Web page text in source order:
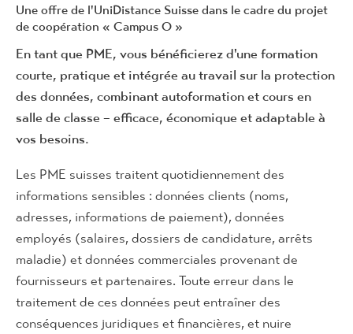
Une offre de l'UniDistance Suisse dans le cadre du projet
de coopération « Campus O »
En tant que PME, vous bénéficierez d'une formation
courte, pratique et intégrée au travail sur la protection
des données, combinant autoformation et cours en
salle de classe – efficace, économique et adaptable à
vos besoins.
Les PME suisses traitent quotidiennement des
informations sensibles : données clients (noms,
adresses, informations de paiement), données
employés (salaires, dossiers de candidature, arrêts
maladie) et données commerciales provenant de
fournisseurs et partenaires. Toute erreur dans le
traitement de ces données peut entraîner des
conséquences juridiques et financières, et nuire